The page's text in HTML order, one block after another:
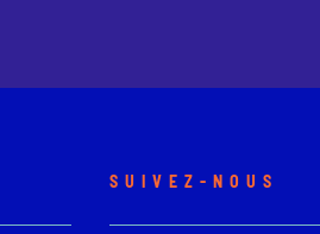
SUIVEZ-NOUS